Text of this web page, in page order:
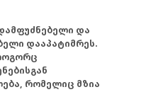
და
დააპატიმრეს.
რომელიც მზია